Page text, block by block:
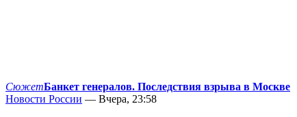
СюжетБанкет генералов. Последствия взрыва в Москве
Новости России — Вчера, 23:58